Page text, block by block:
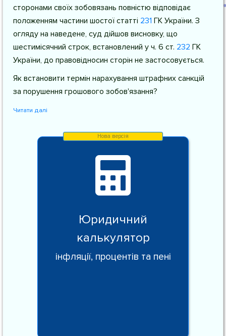
сторонами своїх зобовязань повністю відповідає
положенням частини шостої статті 231 ГК України. З
огляду на наведене, суд дійшов висновку, що
шестимісячний строк, встановлений у ч. 6 ст. 232 ГК
України, до правовідносин сторін не застосовується.
Як встановити термін нарахування штрафних санкцій
за порушення грошового зобов'язання?
Читати далі
Юридичний
калькулятор
інфляції, процентів та пені